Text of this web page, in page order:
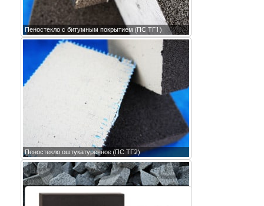
Пеностекло с битумным покрытием (ПС ТГ1)
Пеностекло оштукатуренное (ПС ТГ2)